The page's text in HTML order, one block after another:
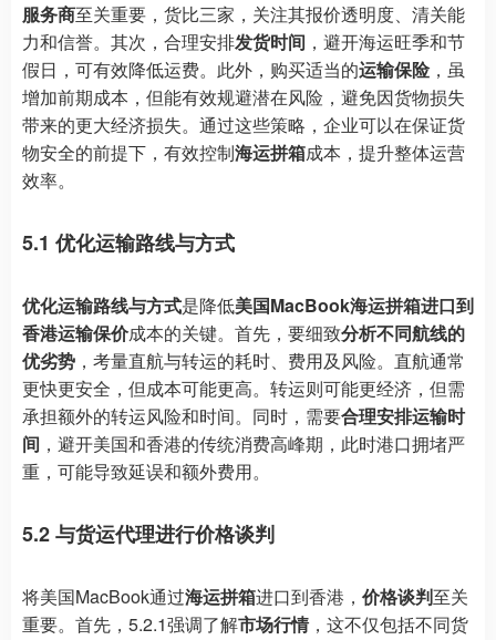
服务商至关重要，货比三家，关注其报价透明度、清关能
力和信誉。其次，合理安排发货时间 ，避开海运旺季和节
假日，可有效降低运费。此外，购买适当的运输保险，虽
增加前期成本，但能有效规避潜在风险，避免因货物损失
带来的更大经济损失。通过这些策略，企业可以在保证货
物安全的前提下，有效控制海运拼箱成本，提升整体运营
效率。
5.1 优化运输路线与方式
优化运输路线与方式是降低美国MacBook海运拼箱进口到
香港运输保价成本的关键。首先，要细致分析不同航线的
优劣势 ，考量直航与转运的耗时、费用及风险。直航通常
更快更安全，但成本可能更高。转运则可能更经济，但需
承担额外的转运风险和时间。同时，需要合理安排运输时
间 ，避开美国和香港的传统消费高峰期，此时港口拥堵严
重，可能导致延误和额外费用。
5.2 与货运代理进行价格谈判
将美国MacBook通过海运拼箱进口到香港， 价格谈判至关
重要。首先，5.2.1强调了解市场行情，这不仅包括不同货